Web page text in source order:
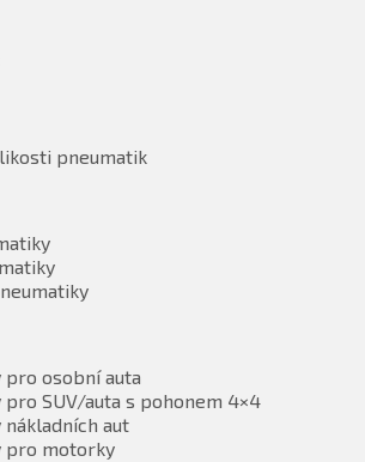
pneumatik
pro osobní auta
pro SUV/auta s pohonem 4×4
nákladních aut
pro motorky